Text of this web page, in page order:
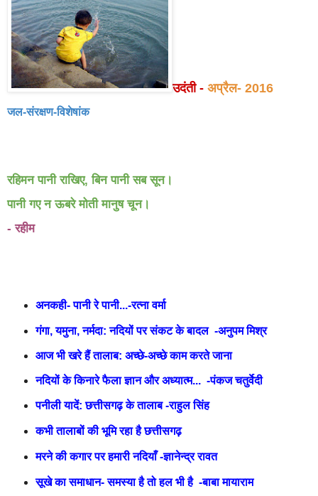
उदंती - अप्रैल- 2016
जल-संरक्षण-विशेषांक
रहिमन पानी राखिए,बिन पानी सब सून।
पानी गए न ऊबरे मोती मानुष चून।
- रहीम
अनकही- पानी रे पानी...-रत्ना वर्मा
गंगा, यमुना, नर्मदा: नदियों पर संकट के बादल -अनुपम मिश्र
आज भी खरे हैं तालाब: अच्छे-अच्छे काम करते जाना
नदियों के किनारे फैला ज्ञान और अध्यात्म... -पंकज चतुर्वेदी
पनीली यादें: छत्तीसगढ़ के तालाब -राहुल सिंह
कभी तालाबों की भूमि रहा है छत्तीसगढ़
मरने की कगार पर हमारी नदियाँ -ज्ञानेन्द्र रावत
सूखे का समाधान- समस्या है तो हल भी है -बाबा मायाराम